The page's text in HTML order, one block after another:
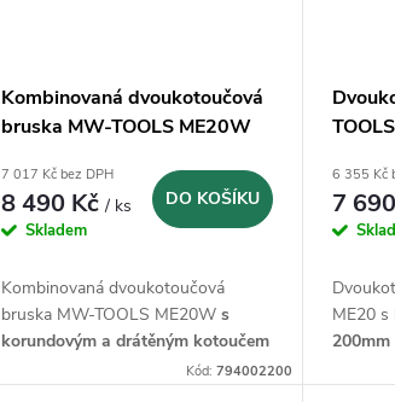
Kombinovaná dvoukotoučová
bruska MW-TOOLS ME20W
7 017 Kč bez DPH
8 490 Kč/ ks
Skladem
DO KOŠÍKU
Kombinovaná dvoukotoučová
bruska MW-TOOLS ME20W s
korundovým a drátěným kotoučem
na 230V
Kód:794002200
6 355 Kč
7
ME20 s
200mm